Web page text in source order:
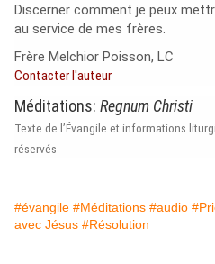
Discerner comment je peux
au service de mes frères.
Frère Melchior Poisson, LC
Contacter l'auteur
Méditations: Regnum Christi
Texte de l’Évangile et informations
réservés
#évangile #Méditations #audio
avec Jésus #Résolution